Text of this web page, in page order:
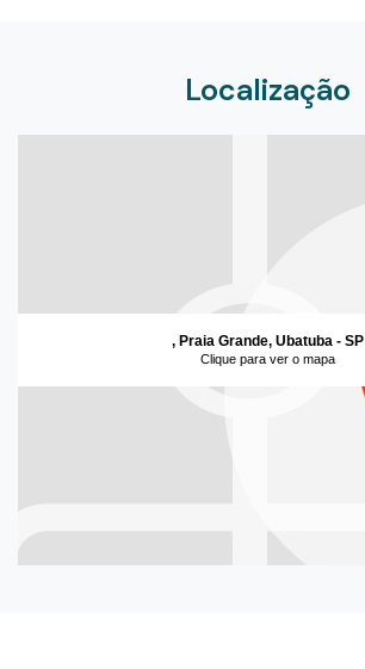
Localização
, Praia Grande, Ubatuba - SP
Clique para ver o mapa